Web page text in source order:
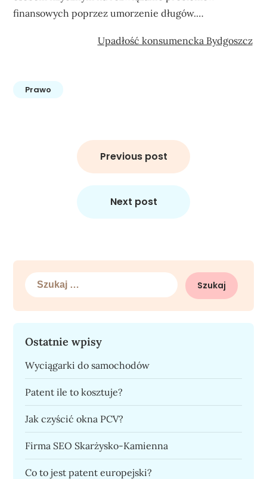
finansowych poprzez umorzenie długów.…
Upadłość konsumencka Bydgoszcz
Prawo
Previous post
Next post
Szukaj:
Ostatnie wpisy
Wyciągarki do samochodów
Patent ile to kosztuje?
Jak czyścić okna PCV?
Firma SEO Skarżysko-Kamienna
Co to jest patent europejski?